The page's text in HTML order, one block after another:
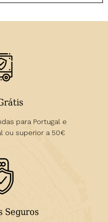
para Portugal e
ou superior a 50€
Seguros